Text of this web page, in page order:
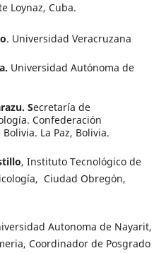
Loynaz, Cuba.
. Universidad Veracruzana
Universidad Autónoma de
Secretaría de
Confederación
La Paz, Bolivia.
, Instituto Tecnológico de
Ciudad Obregón,
Autonoma de Nayarit,
Coordinador de Posgrado